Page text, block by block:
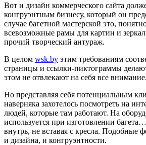
Вот и дизайн коммерческого сайта
конгруэнтным бизнесу, который он
случае багетной мастерской это,
всевозможные рамы для картин и
прочий творческий антураж.
В целом wsk.by этим требованиям
страницы и ссылки-пиктограммы
этом не отвлекают на себя все внимание.
Но представляя себя потенциальным
наверняка захотелось посмотреть на
людей, которые там работают. На
используется при изготовлении
внутрь, не вставая с кресла. Подобные
и дизайна, и конгруэнтности.